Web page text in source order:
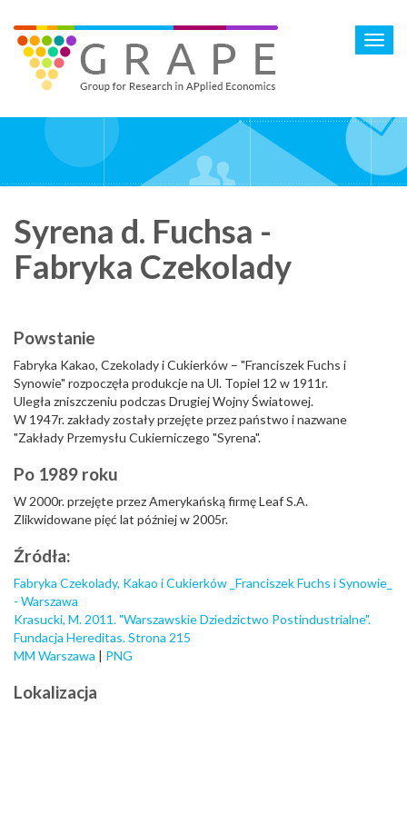
main
content
Syrena d. Fuchsa -
Fabryka Czekolady
Powstanie
Fabryka Kakao, Czekolady i Cukierków – "Franciszek Fuchs i
Synowie" rozpoczęła produkcje na Ul. Topiel 12 w 1911r.
Uległa zniszczeniu podczas Drugiej Wojny Światowej.
W 1947r. zakłady zostały przejęte przez państwo i nazwane
"Zakłady Przemysłu Cukierniczego "Syrena".
Po 1989 roku
W 2000r. przejęte przez Amerykańską firmę Leaf S.A.
Zlikwidowane pięć lat później w 2005r.
Źródła:
Fabryka Czekolady, Kakao i Cukierków _Franciszek Fuchs i Synowie_
- Warszawa
Krasucki, M. 2011. "Warszawskie Dziedzictwo Postindustrialne".
Fundacja Hereditas. Strona 215
MM Warszawa | PNG
Lokalizacja